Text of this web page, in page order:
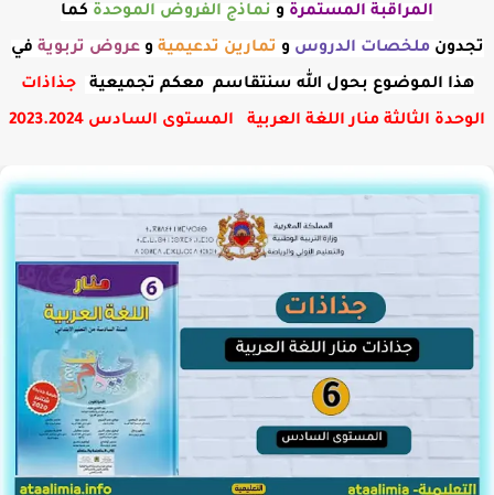
المراقبة المستمرة و نماذج الفروض الموحدة كما
تجدونملخصات الدروس و تمارين تدعيمية وعروض تربوية في
هذا الموضوع بحول الله سنتقاسم معكم تجميعية جذاذات
الوحدة الثالثة منار اللغة العربية المستوى السادس 2023.2024